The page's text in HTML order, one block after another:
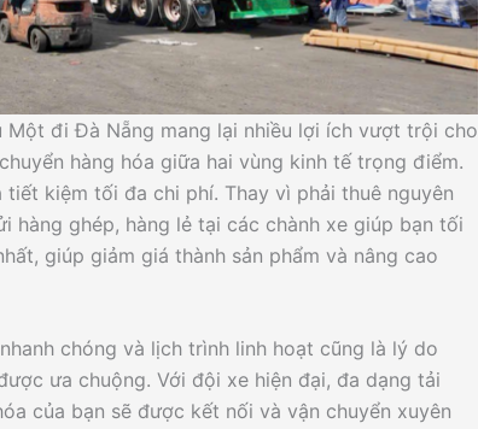
Một đi Đà Nẵng mang lại nhiều lợi ích vượt trội cho
hàng hóa giữa hai vùng kinh tế trọng điểm.
kiệm tối đa chi phí. Thay vì phải thuê nguyên
ghép, hàng lẻ tại các chành xe giúp bạn tối
giúp giảm giá thành sản phẩm và nâng cao
chóng và lịch trình linh hoạt cũng là lý do
ưa chuộng. Với đội xe hiện đại, đa dạng tải
của bạn sẽ được kết nối và vận chuyển xuyên